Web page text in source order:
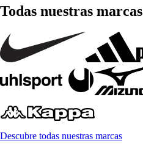
Todas nuestras marcas
Descubre todas nuestras marcas